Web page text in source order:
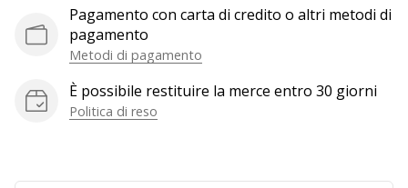
pagina
Facebook
un
forum
Pagamento con carta di credito o altri metodi di
pagamento
Metodi di pagamento
È possibile restituire la merce entro 30 giorni
Politica di reso